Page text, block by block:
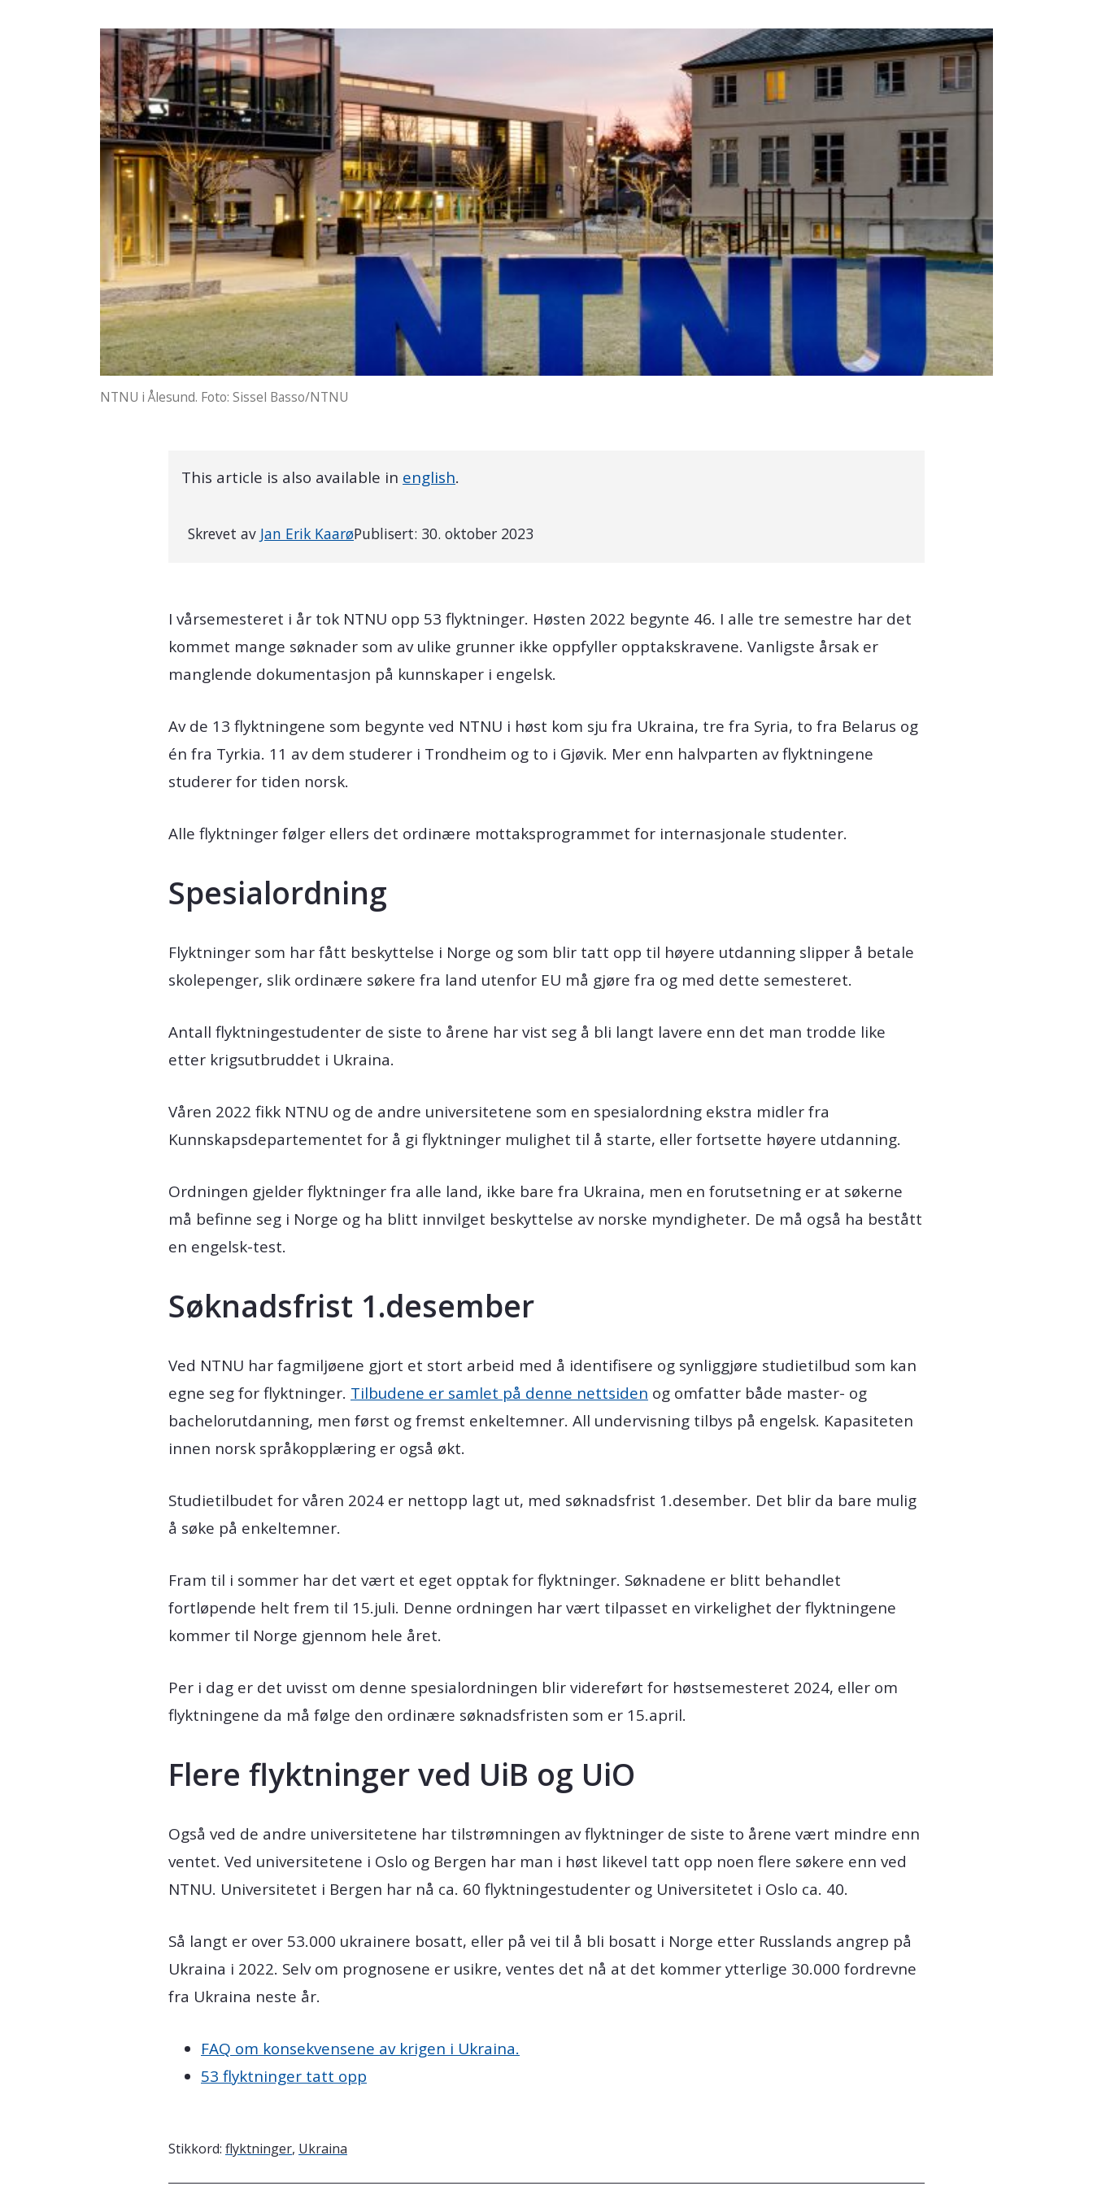
NTNU i Ålesund. Foto: Sissel Basso/NTNU
This article is also available in english.
Skrevet av Jan Erik KaarøPublisert: 30. oktober 2023
I vårsemesteret i år tok NTNU opp 53 flyktninger. Høsten 2022 begynte 46. I alle tre semestre har det
kommet mange søknader som av ulike grunner ikke oppfyller opptakskravene. Vanligste årsak er
manglende dokumentasjon på kunnskaper i engelsk.
Av de 13 flyktningene som begynte ved NTNU i høst kom sju fra Ukraina, tre fra Syria, to fra Belarus og
én fra Tyrkia. 11 av dem studerer i Trondheim og to i Gjøvik. Mer enn halvparten av flyktningene
studerer for tiden norsk.
Alle flyktninger følger ellers det ordinære mottaksprogrammet for internasjonale studenter.
Spesialordning
Flyktninger som har fått beskyttelse i Norge og som blir tatt opp til høyere utdanning slipper å betale
skolepenger, slik ordinære søkere fra land utenfor EU må gjøre fra og med dette semesteret.
Antall flyktningestudenter de siste to årene har vist seg å bli langt lavere enn det man trodde like
etter krigsutbruddet i Ukraina.
Våren 2022 fikk NTNU og de andre universitetene som en spesialordning ekstra midler fra
Kunnskapsdepartementet for å gi flyktninger mulighet til å starte, eller fortsette høyere utdanning.
Ordningen gjelder flyktninger fra alle land, ikke bare fra Ukraina, men en forutsetning er at søkerne
må befinne seg i Norge og ha blitt innvilget beskyttelse av norske myndigheter. De må også ha bestått
en engelsk-test.
Søknadsfrist 1.desember
Ved NTNU har fagmiljøene gjort et stort arbeid med å identifisere og synliggjøre studietilbud som kan
egne seg for flyktninger. Tilbudene er samlet på denne nettsiden og omfatter både master- og
bachelorutdanning, men først og fremst enkeltemner. All undervisning tilbys på engelsk. Kapasiteten
innen norsk språkopplæring er også økt.
Studietilbudet for våren 2024 er nettopp lagt ut, med søknadsfrist 1.desember. Det blir da bare mulig
å søke på enkeltemner.
Fram til i sommer har det vært et eget opptak for flyktninger. Søknadene er blitt behandlet
fortløpende helt frem til 15.juli. Denne ordningen har vært tilpasset en virkelighet der flyktningene
kommer til Norge gjennom hele året.
Per i dag er det uvisst om denne spesialordningen blir videreført for høstsemesteret 2024, eller om
flyktningene da må følge den ordinære søknadsfristen som er 15.april.
Flere flyktninger ved UiB og UiO
Også ved de andre universitetene har tilstrømningen av flyktninger de siste to årene vært mindre enn
ventet. Ved universitetene i Oslo og Bergen har man i høst likevel tatt opp noen flere søkere enn ved
NTNU. Universitetet i Bergen har nå ca. 60 flyktningestudenter og Universitetet i Oslo ca. 40.
Så langt er over 53.000 ukrainere bosatt, eller på vei til å bli bosatt i Norge etter Russlands angrep på
Ukraina i 2022. Selv om prognosene er usikre, ventes det nå at det kommer ytterlige 30.000 fordrevne
fra Ukraina neste år.
FAQ om konsekvensene av krigen i Ukraina.
53 flyktninger tatt opp
Stikkord: flyktninger, Ukraina